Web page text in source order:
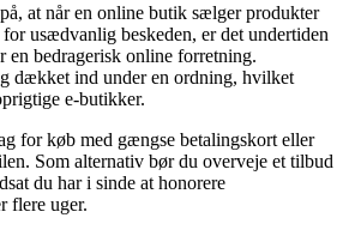
at når en online butik sælger produkter
usædvanlig beskeden, er det undertiden
bedragerisk online forretning.
dækket ind under en ordning, hvilket
e-butikker.
for køb med gængse betalingskort eller
Som alternativ bør du overveje et tilbud
du har i sinde at honorere
flere uger.